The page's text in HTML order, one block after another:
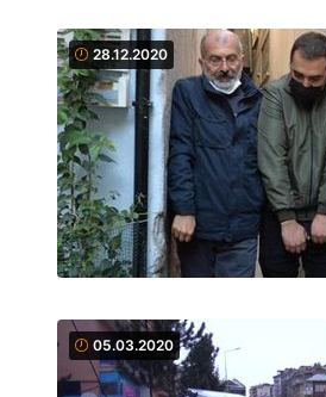
28.12.2020
05.03.2020